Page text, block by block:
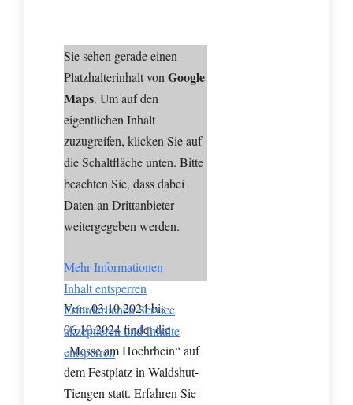
Sie sehen gerade einen
Platzhalterinhalt vonGoogle
Maps. Um auf den
eigentlichen Inhalt
zuzugreifen, klicken Sie auf
die Schaltfläche unten. Bitte
beachten Sie, dass dabei
Daten an Drittanbieter
weitergegeben werden.
Mehr Informationen
Inhalt entsperren
Erforderlichen Service
akzeptieren und Inhalte
entsperren
Vom 03.10.2024 bis
06.10.2024 findet die
„Messe am Hochrhein“ auf
dem Festplatz in Waldshut-
Tiengen statt. Erfahren Sie